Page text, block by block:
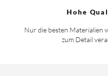
Hohe
Nur die besten Materialien
zum Detail